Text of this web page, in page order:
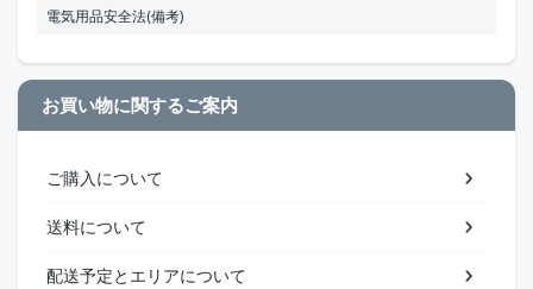
電気用品安全法(備考)
お買い物に関するご案内
ご購入について
送料について
配送予定とエリアについて